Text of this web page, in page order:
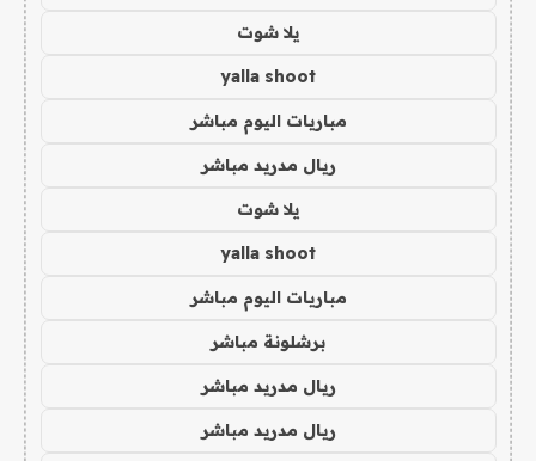
يلا شوت
yalla shoot
مباريات اليوم مباشر
ريال مدريد مباشر
يلا شوت
yalla shoot
مباريات اليوم مباشر
برشلونة مباشر
ريال مدريد مباشر
ريال مدريد مباشر